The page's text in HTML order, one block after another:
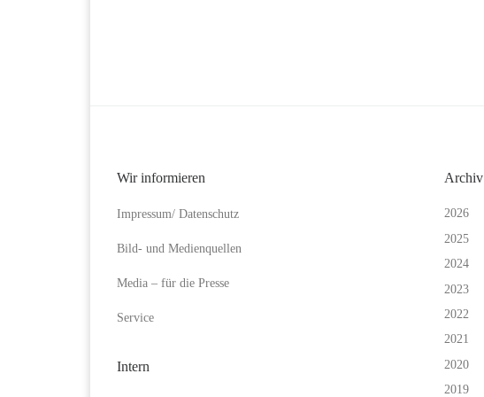
Wir informieren
Impressum/ Datenschutz
Bild- und Medienquellen
Media – für die Presse
Service
Intern
Archiv
2026
2025
2024
2023
2022
2021
2020
2019